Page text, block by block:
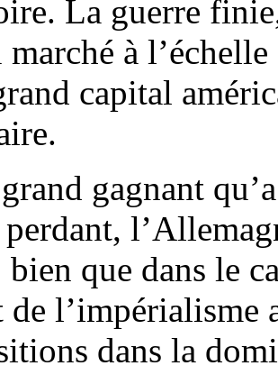
La guerre
marché à
capital
gagnant
que dans le
l’impérialisme
dans la